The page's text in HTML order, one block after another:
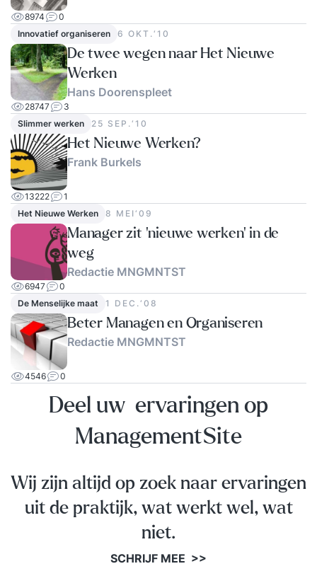
8974
0
Innovatief organiseren
6 OKT.‘10
De twee wegen naar Het Nieuwe
Werken
Hans Doorenspleet
28747
3
Slimmer werken
25 SEP.‘10
Het Nieuwe Werken?
Frank Burkels
13222
1
Het Nieuwe Werken
8 MEI‘09
Manager zit ‘nieuwe werken' in de
weg
Redactie MNGMNTST
6947
0
De Menselijke maat
1 DEC.‘08
Beter Managen en Organiseren
Redactie MNGMNTST
4546 0
Deel uw ervaringen op
ManagementSite
Wij zijn altijd op zoek naar ervaringen
uit de praktijk, wat werkt wel, wat
niet.
SCHRIJF MEE >>